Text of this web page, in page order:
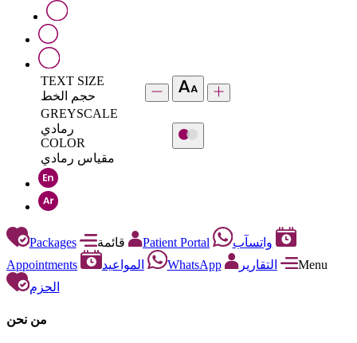
TEXT SIZE
حجم الخط
GREYSCALE
رمادي
COLOR
مقياس رمادي
Packages Patient Portal
واتسآب
Appointments
المواعيد WhatsApp التقارير
Menu
الحزم
من نحن